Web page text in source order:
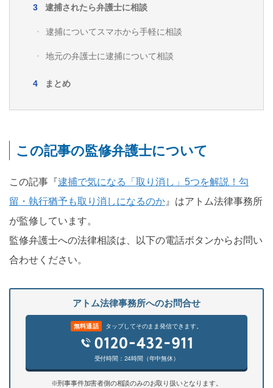
逮捕されたら弁護士に相談
逮捕についてスマホから手軽に相談
地元の弁護士に逮捕について相談
まとめ
この記事の監修弁護士について
この記事『逮捕で気になる「取り消し」5つを解説！勾
留・執行猶予も取り消しになるのか 』はアトム法律事務所
が監修しています。
監修弁護士への法律相談は、以下の電話ボタンからお問い
合わせください。
アトム法律事務所へのお問合せ
無料通話 タップしてそのまま発信できます。
受付時間：24時間（年中無休）
※刑事事件加害者側の相談のみのお取り扱いとなります。